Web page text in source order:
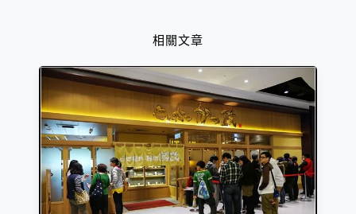
相關文章